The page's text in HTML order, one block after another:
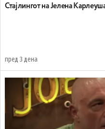
Стајлингот на Јелена
пред 3 дена